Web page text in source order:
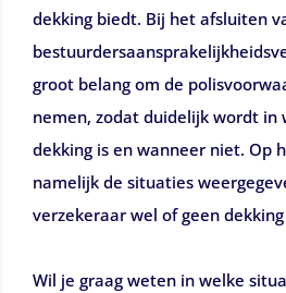
dekking biedt. Bij het afsluiten
groot belang om de
nemen, zodat duidelijk wordt in
dekking is en wanneer niet. Op
namelijk de situaties
verzekeraar wel of geen
Wil je graag weten in welke